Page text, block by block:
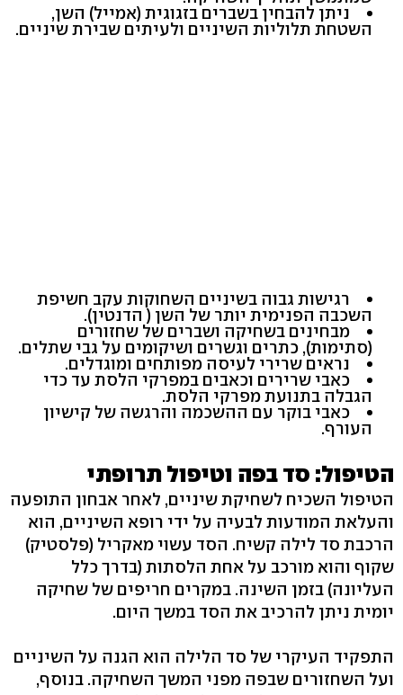
ניתן להבחין בשברים בזגוגית (אמייל) השן,
השטחת תלוליות השיניים ולעיתים שבירת שיניים.
רגישות גבוה בשיניים השחוקות עקב חשיפת
השכבה הפנימית יותר של השן ( הדנטין).
מבחינים בשחיקה ושברים של שחזורים
(סתימות), כתרים וגשרים ושיקומים על גבי שתלים.
נראים שרירי לעיסה מפותחים ומוגדלים.
כאבי שרירים וכאבים במפרקי הלסת עד כדי
הגבלה בתנועת מפרקי הלסת.
כאבי בוקר עם ההשכמה והרגשה של קישיון
העורף.
הטיפול: סד בפה וטיפול תרופתי
הטיפול השכיח לשחיקת שיניים, לאחר אבחון התופעה
והעלאת המודעות לבעיה על ידי רופא השיניים, הוא
הרכבת סד לילה קשיח. הסד עשוי מאקריל (פלסטיק)
שקוף והוא מורכב על אחת הלסתות (בדרך כלל
העליונה) בזמן השינה. במקרים חריפים של שחיקה
יומית ניתן להרכיב את הסד במשך היום.
התפקיד העיקרי של סד הלילה הוא הגנה על השיניים
ועל השחזורים שבפה מפני המשך השחיקה. בנוסף,